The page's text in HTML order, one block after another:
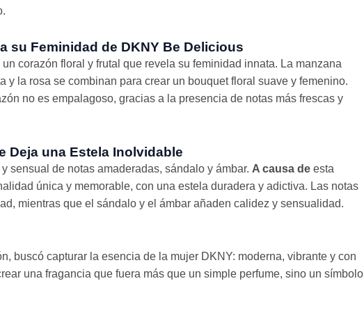
su Feminidad de DKNY Be Delicious
corazón floral y frutal que revela su feminidad innata. La manzana
y la rosa se combinan para crear un bouquet floral suave y femenino.
no es empalagoso, gracias a la presencia de notas más frescas y
Deja una Estela Inolvidable
sensual de notas amaderadas, sándalo y ámbar. A causa de esta
única y memorable, con una estela duradera y adictiva. Las notas
mientras que el sándalo y el ámbar añaden calidez y sensualidad.
buscó capturar la esencia de la mujer DKNY: moderna, vibrante y con
una fragancia que fuera más que un simple perfume, sino un símbolo